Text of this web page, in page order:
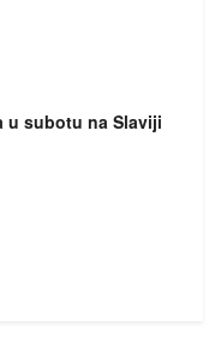
u subotu na Slaviji